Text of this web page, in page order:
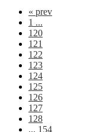
« prev
1 ...
120
121
122
123
124
125
126
127
128
... 154